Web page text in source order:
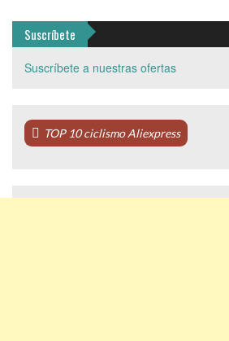
Suscríbete
Suscríbete a nuestras ofertas
TOP 10 ciclismo Aliexpress